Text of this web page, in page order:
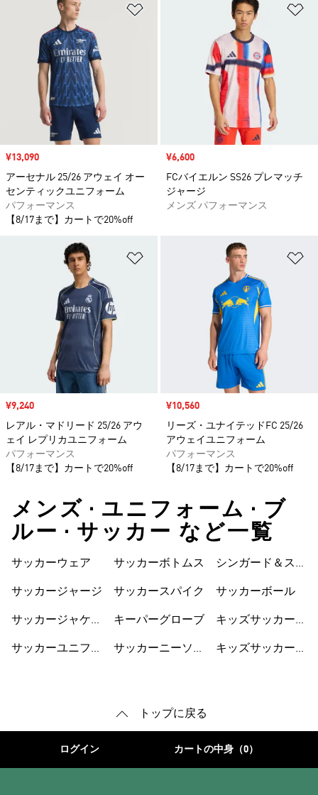
ほしいものリストに追加
セール価格
¥13,090
アーセナル 25/26 アウェイ オー
センティックユニフォーム
パフォーマンス
【8/17まで】カートで20%off
セール価格
¥6,600
FCバイエルン SS26 プレマッチ
ジャージ
メンズ パフォーマンス
ほしいものリストに追加
セール価格
¥9,240
レアル・マドリード 25/26 アウ
ェイ レプリカユニフォーム
パフォーマンス
【8/17まで】カートで20%off
セール価格
¥10,560
リーズ・ユナイテッドFC 25/26
アウェイユニフォーム
パフォーマンス
【8/17まで】カートで20%off
メンズ • ユニフォーム • ブ
ルー • サッカー など一覧
サッカーウェア
サッカージャージ
サッカージャケッ
サッカーユニフォ
サッカーボトムス
サッカースパイク
キーパーグローブ
サッカーニーソッ
シンガード＆スト
サッカーボール
キッズサッカーウ
キッズサッカーシ
トップに戻る
ログイン カートの中身（0）